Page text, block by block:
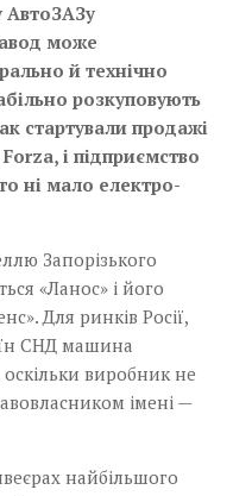
АвтоЗАЗу
може
й технічно
розкуповують
стартували продажі
і підприємство
ні мало електро­
Запорізького
«Ланос» і його
Для ринків Росії,
СНД машина
виробник не
імені —
найбільшого